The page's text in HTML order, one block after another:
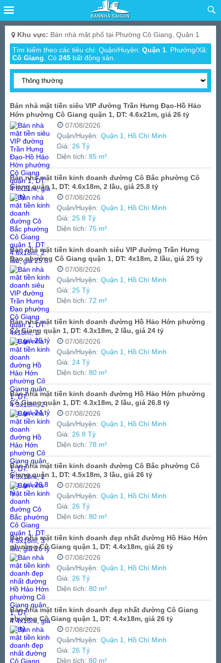
Khu vực: Bán nhà mặt phố tại Phường Cô Giang, Quận 1
Tìm kiếm theo các tiêu chí: Quận/Huyện: Quận 1 . Phường/Xã:
Cô Giang Có 245 bất động sản.
Bán nhà mặt tiền siêu VIP đường Trần Hưng Đạo-Hồ Hảo
Hớn phường Cô Giang quận 1, DT: 4.6x21m, giá 26 tỷ
07/08/2026
Quận/Huyện: Quận 1, Hồ Chí Minh
Giá: 26 Tỷ
Diện tích: 85 m²
Bán nhà mặt tiền kinh doanh đường Cô Bắc phường Cô
Giang quận 1, DT: 4.6x18m, 2 lầu, giá 25.8 tỷ
07/08/2026
Quận/Huyện: Quận 1, Hồ Chí Minh
Giá: 25.8 Tỷ
Diện tích: 75 m²
Bán nhà mặt tiền kinh doanh siêu VIP đường Trần Hưng
Đạo phường Cô Giang quận 1, DT: 4x18m, 2 lầu, giá 25 tỷ
07/08/2026
Quận/Huyện: Quận 1, Hồ Chí Minh
Giá: 25 Tỷ
Diện tích: 72 m²
Bán nhà mặt tiền kinh doanh đường Hồ Hảo Hớn phường
Cô Giang quận 1, DT: 4.3x18m, 2 lầu, giá 24 tỷ
07/08/2026
Quận/Huyện: Quận 1, Hồ Chí Minh
Giá: 24 Tỷ
Diện tích: 80 m²
Bán nhà mặt tiền kinh doanh đường Hồ Hảo Hớn phường
Cô Giang quận 1, DT: 4.3x18m, 2 lầu, giá 26.8 tỷ
07/08/2026
Quận/Huyện: Quận 1, Hồ Chí Minh
Giá: 26.8 Tỷ
Diện tích: 78 m²
Bán nhà mặt tiền kinh doanh đường Cô Bắc phường Cô
Giang quận 1, DT: 4.5x18m, 3 lầu, giá 26 tỷ
07/08/2026
Quận/Huyện: Quận 1, Hồ Chí Minh
Giá: 26 Tỷ
Diện tích: 80 m²
Bán nhà mặt tiền kinh doanh đẹp nhất đường Hồ Hảo Hớn
phường Cô Giang quận 1, DT: 4.4x18m, giá 26 tỷ
07/08/2026
Quận/Huyện: Quận 1, Hồ Chí Minh
Giá: 26 Tỷ
Diện tích: 80 m²
Bán nhà mặt tiền kinh doanh đẹp nhất đường Cô Giang
phường Cô Giang quận 1, DT: 4.4x18m, giá 26 tỷ
07/08/2026
Quận/Huyện: Quận 1, Hồ Chí Minh
Giá: 26 Tỷ
Diện tích: 80 m²